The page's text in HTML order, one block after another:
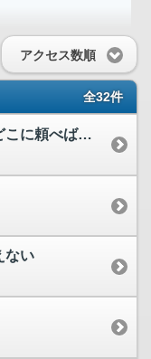
アクセス数順
全32件
不具合があるときの点検、修理はどこに頼べばよいですか？
ない